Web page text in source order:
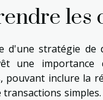
les
d'une stratégie de
une importance
pouvant inclure la
transactions